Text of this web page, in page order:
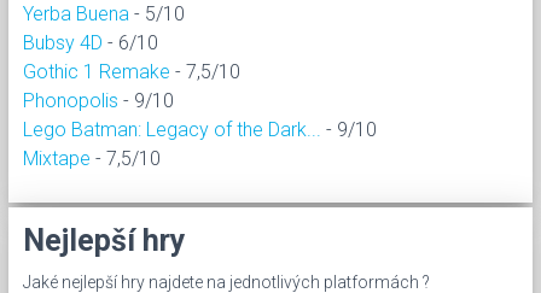
Yerba Buena - 5/10
Bubsy 4D - 6/10
Gothic 1 Remake - 7,5/10
Phonopolis - 9/10
Lego Batman: Legacy of the Dark...
- 9/10
Mixtape - 7,5/10
Nejlepší hry
Jaké nejlepší hry najdete na jednotlivých platformách ?